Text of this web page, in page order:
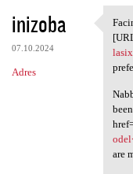
inizoba
07.10.2024
Adres
are